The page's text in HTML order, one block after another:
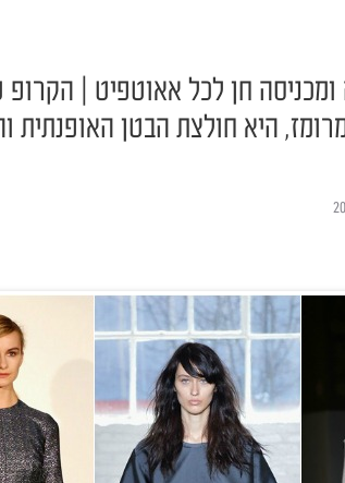
חן לכל אאוטפיט | הקרופ
היא חולצת הבטן האופנתית